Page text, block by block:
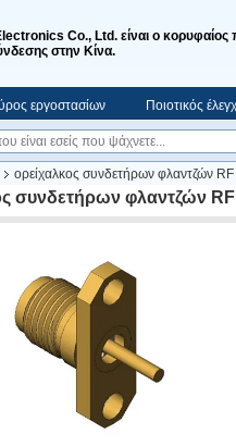
Co., Ltd. είναι ο
στην Κίνα.
εργοστασίων Ποιοτικός
ορείχαλκος συνδετήρων φλαντζών
συνδετήρων φλαντζών